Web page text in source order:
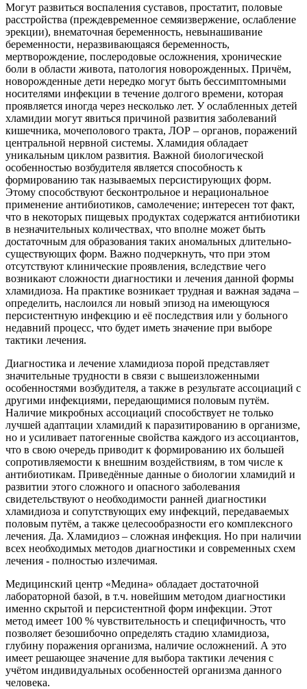
Могут развиться воспаления суставов, простатит, половые
расстройства (преждевременное семяизвержение, ослабление
эрекции), внематочная беременность, невынашивание
беременности, неразвивающаяся беременность,
мертворождение, послеродовые осложнения, хронические
боли в области живота, патология новорожденных. Причём,
новорожденные дети нередко могут быть бессимптомными
носителями инфекции в течение долгого времени, которая
проявляется иногда через несколько лет. У ослабленных детей
хламидии могут явиться причиной развития заболеваний
кишечника, мочеполового тракта, ЛОР – органов, поражений
центральной нервной системы. Хламидия обладает
уникальным циклом развития. Важной биологической
особенностью возбудителя является способность к
формированию так называемых персистирующих форм.
Этому способствуют бесконтрольное и нерациональное
применение антибиотиков, самолечение; интересен тот факт,
что в некоторых пищевых продуктах содержатся антибиотики
в незначительных количествах, что вполне может быть
достаточным для образования таких аномальных длительно-
существующих форм. Важно подчеркнуть, что при этом
отсутствуют клинические проявления, вследствие чего
возникают сложности диагностики и лечения данной формы
хламидиоза. На практике возникает трудная и важная задача –
определить, наслоился ли новый эпизод на имеющуюся
персистентную инфекцию и её последствия или у больного
недавний процесс, что будет иметь значение при выборе
тактики лечения.
Диагностика и лечение хламидиоза порой представляет
значительные трудности в связи с вышеизложенными
особенностями возбудителя, а также в результате ассоциаций с
другими инфекциями, передающимися половым путём.
Наличие микробных ассоциаций способствует не только
лучшей адаптации хламидий к паразитированию в организме,
но и усиливает патогенные свойства каждого из ассоциантов,
что в свою очередь приводит к формированию их большей
сопротивляемости к внешним воздействиям, в том числе к
антибиотикам. Приведённые данные о биологии хламидий и
развитии этого сложного и опасного заболевания
свидетельствуют о необходимости ранней диагностики
хламидиоза и сопутствующих ему инфекций, передаваемых
половым путём, а также целесообразности его комплексного
лечения. Да. Хламидиоз – сложная инфекция. Но при наличии
всех необходимых методов диагностики и современных схем
лечения - полностью излечимая.
Медицинский центр «Медина» обладает достаточной
лабораторной базой, в т.ч. новейшим методом диагностики
именно скрытой и персистентной форм инфекции. Этот
метод имеет 100 % чувствительность и специфичность, что
позволяет безошибочно определять стадию хламидиоза,
глубину поражения организма, наличие осложнений. А это
имеет решающее значение для выбора тактики лечения с
учётом индивидуальных особенностей организма данного
человека.